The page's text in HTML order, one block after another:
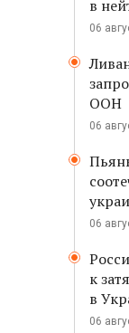
в
06
ООН
06
06
к
в
06